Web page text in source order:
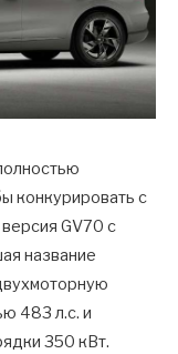
конкурировать с
GV70 с
название
483 л.с. и
350 кВт.